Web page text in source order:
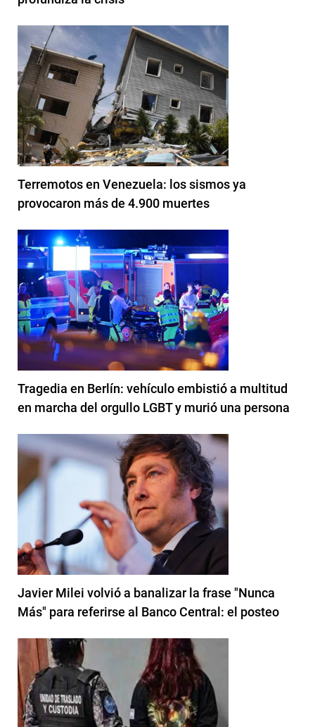
Terremotos en Venezuela: los sismos ya
provocaron más de 4.900 muertes
Tragedia en Berlín: vehículo embistió a multitud
en marcha del orgullo LGBT y murió una persona
Javier Milei volvió a banalizar la frase "Nunca
Más" para referirse al Banco Central: el posteo